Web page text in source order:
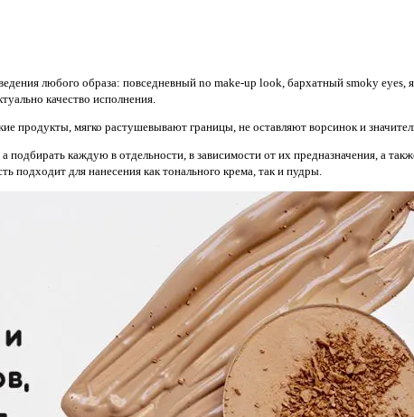
любого образа: повседневный no make-up look, бархатный smoky eyes,
качество исполнения.
продукты, мягко растушевывают границы, не оставляют ворсинок и
каждую в отдельности, в зависимости от их предназначения, а
подходит для нанесения как тонального крема, так и пудры.